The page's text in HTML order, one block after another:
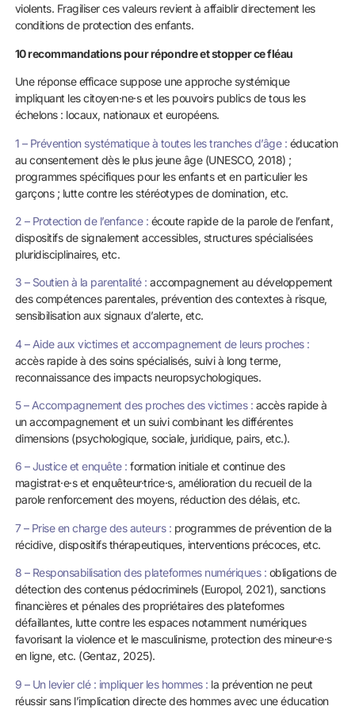
violents. Fragiliser ces valeurs revient à affaiblir directement les
conditions de protection des enfants.
10 recommandations pour répondre et stopper ce fléau
Une réponse efficace suppose une approche systémique
impliquant les citoyen·ne·s et les pouvoirs publics de tous les
échelons : locaux, nationaux et européens.
1 – Prévention systématique à toutes les tranches d’âge : éducation
au consentement dès le plus jeune âge (UNESCO, 2018) ;
programmes spécifiques pour les enfants et en particulier les
garçons ; lutte contre les stéréotypes de domination, etc.
2 – Protection de l’enfance : écoute rapide de la parole de l’enfant,
dispositifs de signalement accessibles, structures spécialisées
pluridisciplinaires, etc.
3 – Soutien à la parentalité : accompagnement au développement
des compétences parentales, prévention des contextes à risque,
sensibilisation aux signaux d’alerte, etc.
4 – Aide aux victimes et accompagnement de leurs proches :
accès rapide à des soins spécialisés, suivi à long terme,
reconnaissance des impacts neuropsychologiques.
5 – Accompagnement des proches des victimes : accès rapide à
un accompagnement et un suivi combinant les différentes
dimensions (psychologique, sociale, juridique, pairs, etc.).
6 – Justice et enquête : formation initiale et continue des
magistrat·e·s et enquêteur·trice·s, amélioration du recueil de la
parole renforcement des moyens, réduction des délais, etc.
7 – Prise en charge des auteurs : programmes de prévention de la
récidive, dispositifs thérapeutiques, interventions précoces, etc.
8 – Responsabilisation des plateformes numériques : obligations de
détection des contenus pédocriminels (Europol, 2021), sanctions
financières et pénales des propriétaires des plateformes
défaillantes, lutte contre les espaces notamment numériques
favorisant la violence et le masculinisme, protection des mineur·e·s
en ligne, etc. (Gentaz, 2025).
9 – Un levier clé : impliquer les hommes : la prévention ne peut
réussir sans l’implication directe des hommes avec une éducation